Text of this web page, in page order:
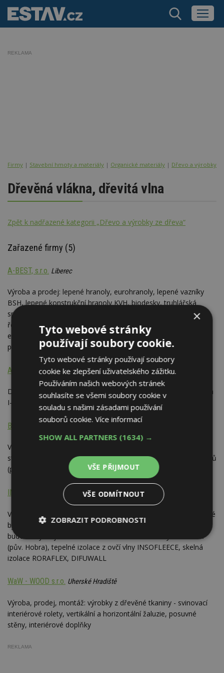
REKLAMA
Firmy | Stavební hmoty a materiály | Organické materiály | Dřevo a výrobky
Dřevěná vlákna, dřevitá vlna
Zpět k nadřazené kategorii „Dřevo a výrobky ze dřeva“
Zařazené firmy (5)
A-BEST, s.r.o. Liberec
Výroba a prodej: lepené hranoly, eurohranoly, lepené vazníky
BSH, lepené konstrukční hranoly KVH, biodesky, truhlářská
spárovka, stavební řezivo, thermowood, stellac, truhlářské
řezivo, dřevitá vlna, exotické řezivo, meranti, dub, javor,
eukalyptus, borovice, americký dub, teak teakové eurohranoly,
podlahové desky atd.
AKASTAV s.r.o. Ostrava-město
Distributor dřevovláknitých izolačních materiálů a konstrukčních
I-nosníků STEICO
Bierhanzl Group, a.s.
Výroba stavebního i truhlářského řeziva (hranoly, fošny, prkna,
střešní latě, krovy do délky 14 m); výroba hoblovaných materiálů
(palubky, podlahovky); kompletní dodávky stavebních materiálů
INSOWOOL, s.r.o. Praha
Vývoj, propagace a distribuce materiálů a technologií pro zdravé
bydlení; prodej ekologických stavebních materiálů pro zateplení
budov s dýchajícími fasádami: dřevovláknité desky HOFATEX
(pův. Hobra), tepelné izolace z ovčí vlny INSOFLEECE, skelná
izolace RORAFLEX, DIFUWALL
WaW - WOOD s.r.o. Uherské Hradiště
Výroba, prodej, montáž: výrobky z dřevěné tkaniny - svinovací
interiérové rolety, vertikální a horizontální žaluzie, posuvné
stěny, interiérové doplňky
REKLAMA
×
Tyto webové stránky
používají soubory cookie.
Tyto webové stránky používají soubory
cookie ke zlepšení uživatelského zážitku.
Používáním našich webových stránek
souhlasíte se všemi soubory cookie v
souladu s našimi zásadami používání
souborů cookie.Více informací
SHOW ALL PARTNERS (1634) →
VŠE PŘIJMOUT
VŠE ODMÍTNOUT
ZOBRAZIT PODROBNOSTI
Nezbytně
nutné
soubory
Výkonové
soubory
Soubory
cílení
soubory